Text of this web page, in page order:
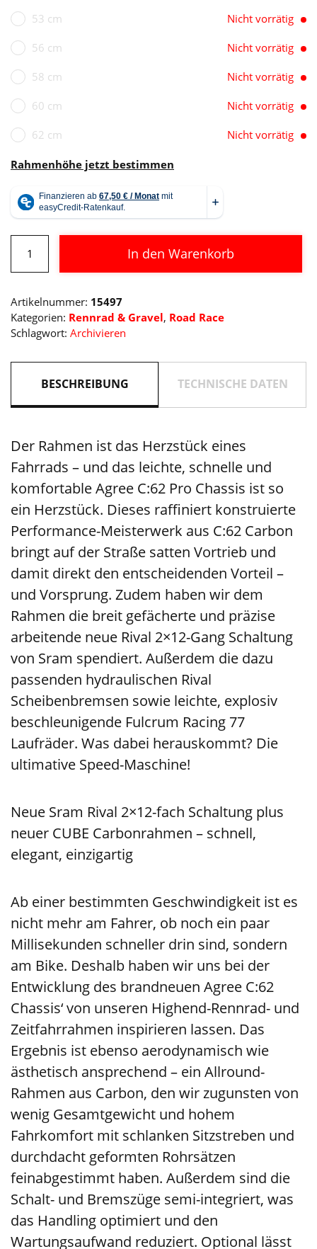
53 cm Nicht vorrätig
56 cm Nicht vorrätig
58 cm Nicht vorrätig
60 cm Nicht vorrätig
62 cm Nicht vorrätig
Rahmenhöhe jetzt bestimmen
Agree
C:62
grey
´n
´carbon
In den Warenkorb
Artikelnummer: 15497
Kategorien: Rennrad & Gravel, Road Race
Schlagwort: Archivieren
BESCHREIBUNG TECHNISCHE DATEN
Der Rahmen ist das Herzstück eines
Fahrrads – und das leichte, schnelle und
komfortable Agree C:62 Pro Chassis ist so
ein Herzstück. Dieses raffiniert konstruierte
Performance-Meisterwerk aus C:62 Carbon
bringt auf der Straße satten Vortrieb und
damit direkt den entscheidenden Vorteil –
und Vorsprung. Zudem haben wir dem
Rahmen die breit gefächerte und präzise
arbeitende neue Rival 2×12-Gang Schaltung
von Sram spendiert. Außerdem die dazu
passenden hydraulischen Rival
Scheibenbremsen sowie leichte, explosiv
beschleunigende Fulcrum Racing 77
Laufräder. Was dabei herauskommt? Die
ultimative Speed-Maschine!
Neue Sram Rival 2×12-fach Schaltung plus
neuer CUBE Carbonrahmen – schnell,
elegant, einzigartig
Ab einer bestimmten Geschwindigkeit ist es
nicht mehr am Fahrer, ob noch ein paar
Millisekunden schneller drin sind, sondern
am Bike. Deshalb haben wir uns bei der
Entwicklung des brandneuen Agree C:62
Chassis‘ von unseren Highend-Rennrad- und
Zeitfahrrahmen inspirieren lassen. Das
Ergebnis ist ebenso aerodynamisch wie
ästhetisch ansprechend – ein Allround-
Rahmen aus Carbon, den wir zugunsten von
wenig Gesamtgewicht und hohem
Fahrkomfort mit schlanken Sitzstreben und
durchdacht geformten Rohrsätzen
feinabgestimmt haben. Außerdem sind die
Schalt- und Bremszüge semi-integriert, was
das Handling optimiert und den
Wartungsaufwand reduziert. Optional lässt